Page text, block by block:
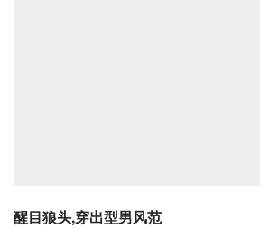
醒目狼头,穿出型男风范